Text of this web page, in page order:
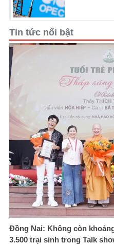
Tin tức nổi bật
Đồng Nai: Không còn
3.500 trại sinh trong Talk